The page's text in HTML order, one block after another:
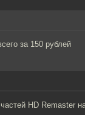
за 150 рублей
HD Remaster